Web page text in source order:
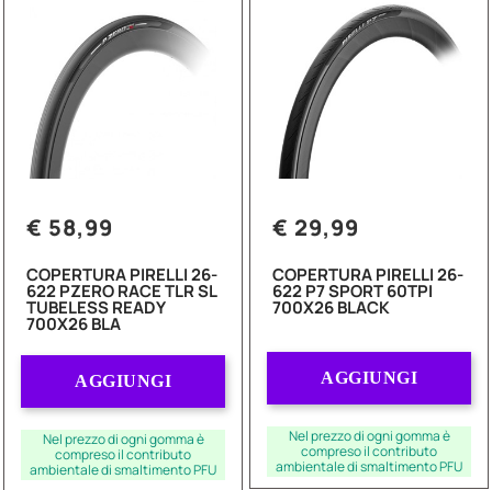
€ 58,99
COPERTURA PIRELLI 26-
622 PZERO RACE TLR SL
TUBELESS READY
700X26 BLA
AGGIUNGI
Nel prezzo di ogni gomma è
compreso il contributo
ambientale di smaltimento PFU
€ 29,99
COPERTURA PIRELLI 26-
622 P7 SPORT 60TPI
700X26 BLACK
AGGIUNGI
Nel prezzo di ogni gomma è
compreso il contributo
ambientale di smaltimento PFU